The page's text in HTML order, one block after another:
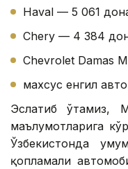
Haval — 5 061
Chery — 4 384
Chevrolet Damas
махсус енгил
Эслатиб ўтамиз,
маълумотларига
Ўзбекистонда
қопламали